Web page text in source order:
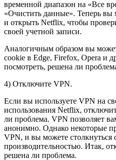
временной диапазон на «Все
«Очистить данные». Теперь вы
и открыть Netflix, чтобы
своей учетной записи.
Аналогичным образом вы
cookie в Edge, Firefox, Opera и
посмотреть, решена ли
4) Отключите VPN.
Если вы используете VPN на
использования Netflix,
ли проблема. VPN позволяет
анонимно. Однако некоторые
VPN, и вы можете
производительностью. Итак,
решена ли проблема.